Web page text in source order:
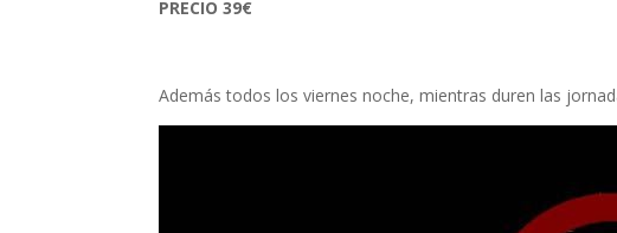
PRECIO 39€
Además todos los viernes noche, mientras duren las